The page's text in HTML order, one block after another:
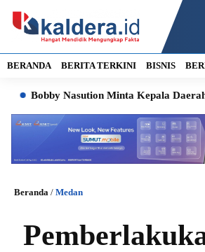
BERANDA BERITA TERKINI BISNIS
Nasution Minta Kepala Daerah di
Beranda / Medan